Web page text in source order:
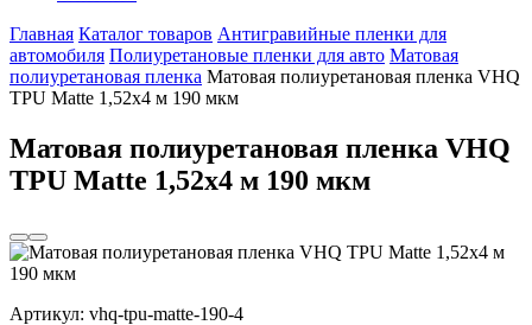
Главная Каталог товаров Антигравийные пленки для
автомобиля Полиуретановые пленки для авто Матовая
полиуретановая пленка Матовая полиуретановая пленка VHQ
TPU Matte 1,52х4 м 190 мкм
Матовая полиуретановая пленка VHQ
TPU Matte 1,52х4 м 190 мкм
Артикул: vhq-tpu-matte-190-4